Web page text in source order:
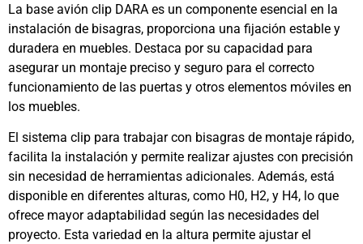
La base avión clip DARA es un componente esencial en la
instalación de bisagras, proporciona una fijación estable y
duradera en muebles. Destaca por su capacidad para
asegurar un montaje preciso y seguro para el correcto
funcionamiento de las puertas y otros elementos móviles en
los muebles.
El sistema clip para trabajar con bisagras de montaje rápido,
facilita la instalación y permite realizar ajustes con precisión
sin necesidad de herramientas adicionales. Además, está
disponible en diferentes alturas, como H0, H2, y H4, lo que
ofrece mayor adaptabilidad según las necesidades del
proyecto. Esta variedad en la altura permite ajustar el